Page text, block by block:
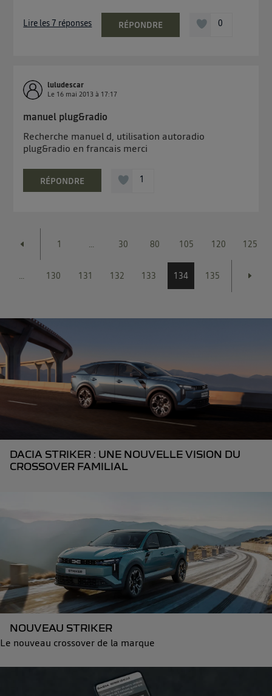
Lire les 7 réponses RÉPONDRE 0
luludescar
Le 16 mai 2013 à 17:17
manuel plug&radio
Recherche manuel d, utilisation autoradio
plug&radio en francais merci
RÉPONDRE 1
1 ... 30 80 105 120 125
... 130 131 132 133 134 135
DACIA STRIKER : UNE NOUVELLE VISION DU
CROSSOVER FAMILIAL
NOUVEAU STRIKER
Le nouveau crossover de la marque